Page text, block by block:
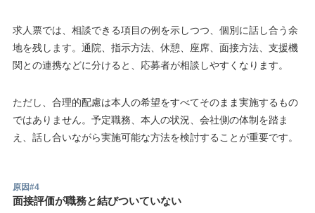
求人票では、相談できる項目の例を示しつつ、個別に話し合う余
地を残します。通院、指示方法、休憩、座席、面接方法、支援機
関との連携などに分けると、応募者が相談しやすくなります。
ただし、合理的配慮は本人の希望をすべてそのまま実施するもの
ではありません。予定職務、本人の状況、会社側の体制を踏ま
え、話し合いながら実施可能な方法を検討することが重要です。
原因#4
面接評価が職務と結びついていない